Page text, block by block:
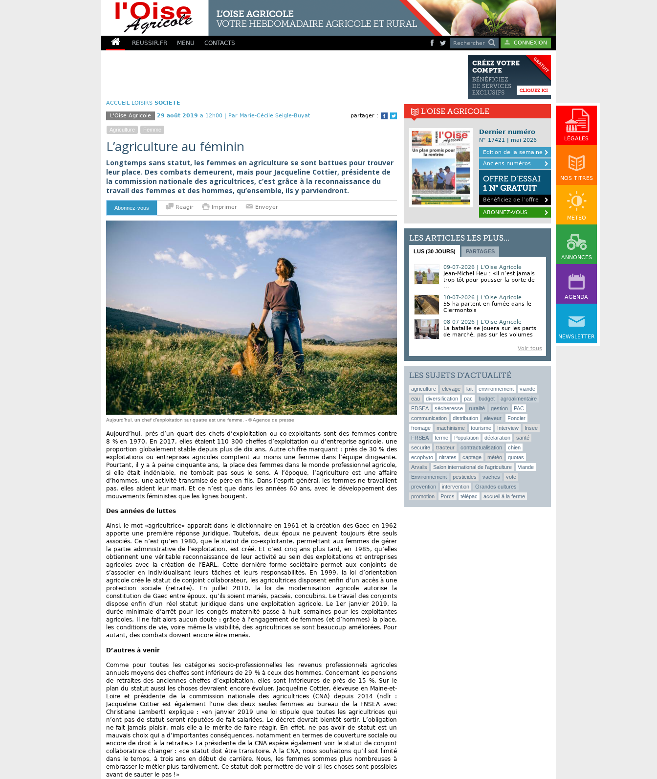
REUSSIR.FR MENU CONTACTS Rechercher CONNEXION
LÉGALES
NOS TITRES
MÉTÉO
ANNONCES
AGENDA
NEWSLETTER
ACCUEIL LOISIRS SOCIÉTÉ
partager :
Facebook
Twitter
L'Oise Agricole 29 août 2019 a 12h00 | Par Marie-Cécile Seigle-Buyat
Agriculture Femme
L’agriculture au féminin
Longtemps sans statut, les femmes en agriculture se sont battues pour trouver
leur place. Des combats demeurent, mais pour Jacqueline Cottier, présidente de
la commission nationale des agricultrices, c’est grâce à la reconnaissance du
travail des femmes et des hommes, qu’ensemble, ils y parviendront.
Abonnez-vous Reagir Imprimer Envoyer
Aujourd’hui, un chef d’exploitation sur quatre est une femme. - © Agence de presse
Aujourd’hui, près d’un quart des chefs d’exploitation ou co-exploitants sont des femmes contre
8 % en 1970. En 2017, elles étaient 110 300 cheffes d’exploitation ou d’entreprise agricole, une
proportion globalement stable depuis plus de dix ans. Autre chiffre marquant : près de 30 % des
exploitations ou entreprises agricoles comptent au moins une femme dans l’équipe dirigeante.
Pourtant, il y a à peine cinquante ans, la place des femmes dans le monde professionnel agricole,
si elle était indéniable, ne tombait pas sous le sens. À l’époque, l’agriculture est une affaire
d’hommes, une activité transmise de père en fils. Dans l’esprit général, les femmes ne travaillent
pas, elles aident leur mari. Et ce n’est que dans les années 60 ans, avec le développement des
mouvements féministes que les lignes bougent.
Des années de luttes
Ainsi, le mot «agricultrice» apparait dans le dictionnaire en 1961 et la création des Gaec en 1962
apporte une première réponse juridique. Toutefois, deux époux ne peuvent toujours être seuls
associés. Ce n’est qu’en 1980, que le statut de co-exploitante, permettant aux femmes de gérer
la partie administrative de l’exploitation, est créé. Et c’est cinq ans plus tard, en 1985, qu’elles
obtiennent une véritable reconnaissance de leur activité au sein des exploitations et entreprises
agricoles avec la création de l’EARL. Cette dernière forme sociétaire permet aux conjoints de
s’associer en individualisant leurs tâches et leurs responsabilités. En 1999, la loi d’orientation
agricole crée le statut de conjoint collaborateur, les agricultrices disposent enfin d’un accès à une
protection sociale (retraite). En juillet 2010, la loi de modernisation agricole autorise la
constitution de Gaec entre époux, qu’ils soient mariés, pacsés, concubins. Le travail des conjoints
dispose enfin d’un réel statut juridique dans une exploitation agricole. Le 1er janvier 2019, la
durée minimale d’arrêt pour les congés maternité passe à huit semaines pour les exploitantes
agricoles. Il ne fait alors aucun doute : grâce à l’engagement de femmes (et d’hommes) la place,
les conditions de vie, voire même la visibilité, des agricultrices se sont beaucoup améliorées. Pour
autant, des combats doivent encore être menés.
D’autres à venir
Comme pour toutes les catégories socio-professionnelles les revenus professionnels agricoles
annuels moyens des cheffes sont inférieurs de 29 % à ceux des hommes. Concernant les pensions
de retraites des anciennes cheffes d’exploitation, elles sont inférieures de près de 15 %. Sur le
plan du statut aussi les choses devraient encore évoluer. Jacqueline Cottier, éleveuse en Maine-et-
Loire et présidente de la commission nationale des agricultrices (CNA) depuis 2014 (ndlr :
Jacqueline Cottier est également l’une des deux seules femmes au bureau de la FNSEA avec
Christiane Lambert) explique : «en janvier 2019 une loi stipule que toutes les agricultrices qui
n’ont pas de statut seront réputées de fait salariées. Le décret devrait bientôt sortir. L’obligation
ne fait jamais plaisir, mais elle a le mérite de faire réagir. En effet, ne pas avoir de statut est un
mauvais choix qui a d’importantes conséquences, notamment en termes de couverture sociale ou
encore de droit à la retraite.» La présidente de la CNA espère également voir le statut de conjoint
collaboratrice changer : «ce statut doit être transitoire. À la CNA, nous souhaitons qu’il soit limité
dans le temps, à trois ans en début de carrière. Nous, les femmes sommes plus nombreuses à
embrasser le métier plus tardivement. Ce statut doit permettre de voir si les choses sont possibles
avant de sauter le pas !»
L'OISE AGRICOLE
Dernier numéro
N° 17421 | mai 2026
Edition de la semaine
Anciens numéros
OFFRE D’ESSAI
1 N° GRATUIT
Bénéficiez de l’offre
ABONNEZ-VOUS
LES ARTICLES LES PLUS...
LUS (30 JOURS) PARTAGES
09-07-2026 | L'Oise Agricole
Jean-Michel Heu : «Il n’est jamais
trop tôt pour pousser la porte de
...
10-07-2026 | L'Oise Agricole
55 ha partent en fumée dans le
Clermontois
08-07-2026 | L'Oise Agricole
La bataille se jouera sur les parts
de marché, pas sur les volumes
Voir tous
LES SUJETS D’ACTUALITÉ
agriculture elevage lait environnement
viande
eau
diversification pac budget
agroalimentaire
FDSEA
sécheresse ruralité gestion
PAC
communication
distribution eleveur
Foncier
fromage
machinisme tourisme Interview
Insee
FRSEA
ferme Population déclaration
santé
securite
tracteur contractualisation
chien
ecophyto
nitrates captage météo
quotas
Arvalis
Salon international de l'agriculture
Viande
Environnement
pesticides vaches
vote
prevention
intervention
Grandes cultures
promotion
Porcs télépac accueil à la ferme